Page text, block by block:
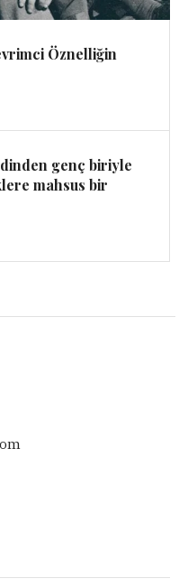
Öznelliğin
genç biriyle
mahsus bir